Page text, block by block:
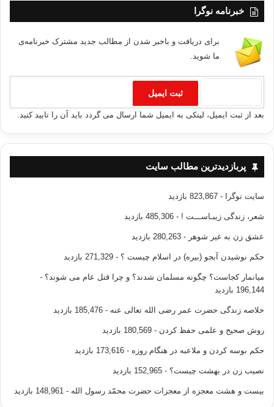
خبرنامه نوگرا
برای دریافت و باخبر شدن از مطالب جدید مشترک خبرنامه‌ی
ما شوید.
بعد از ثبت ایمیل، لینکی به ایمیل شما ارسال می گردد باید آن را تایید کنید.
پربازدیدترین مطالب سایت
سایت نوگرا - 823,867 بازدید
شعر، زندگی زیبـاســـت ! - 485,306 بازدید
عشق زن به غیر شوهر - 280,263 بازدید
حکم نوشیدن آبجو (بیره) در اسلام چیست ؟ - 271,329 بازدید
میانمار کجاست؟ چگونه مسلمان شدند؟ و چرا قتل عام می شوند؟ -
196,144 بازدید
خلاصه زندگی حضرت عمر رضی الله تعالی عنه - 185,476 بازدید
روش صحیح و علمی حفظ کردن - 180,569 بازدید
حکم بوسه کردن و ملاعبه در هنگام روزه - 173,616 بازدید
نصیب زن در بهشت چیست؟ - 152,965 بازدید
بیست و هشت معجزه از معجزات حضرت محمّد رسول الله - 148,961 بازدید